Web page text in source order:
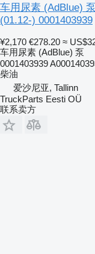
车用尿素 (AdBlue)
(01.12-) 0001403939
¥2,170 €278.20 ≈
车用尿素 (AdBlue) 泵
0001403939
柴油
爱沙尼亚, Tallinn
TruckParts Eesti OÜ
联系卖方